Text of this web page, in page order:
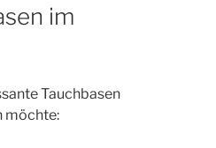
im
Tauchbasen
möchte: